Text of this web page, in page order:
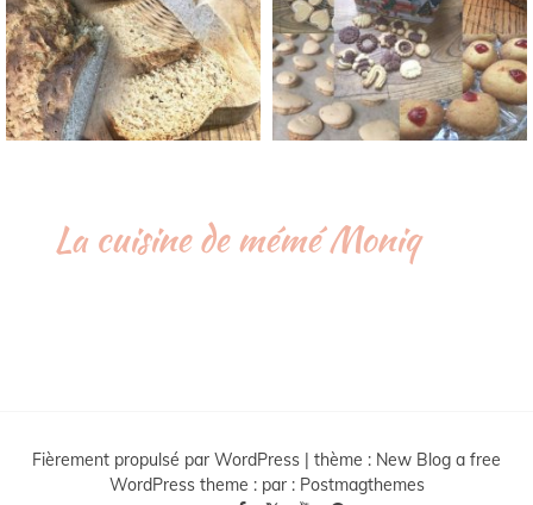
La cuisine de mémé Moniq
Fièrement propulsé par WordPress thème : New Blog a free
WordPress theme : par : Postmagthemes